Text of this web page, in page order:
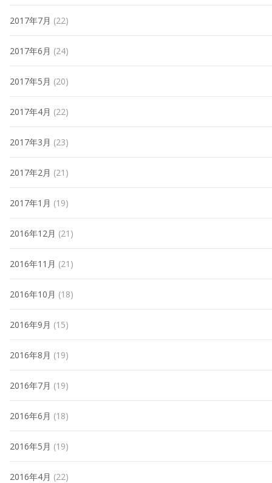
2017年7月 (22)
2017年6月 (24)
2017年5月 (20)
2017年4月 (22)
2017年3月 (23)
2017年2月 (21)
2017年1月 (19)
2016年12月 (21)
2016年11月 (21)
2016年10月 (18)
2016年9月 (15)
2016年8月 (19)
2016年7月 (19)
2016年6月 (18)
2016年5月 (19)
2016年4月 (22)